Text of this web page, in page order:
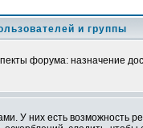
и группы
форума: назначение
У них есть возможность